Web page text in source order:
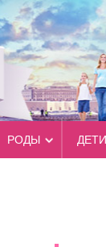
РОДЫ ДЕТИ